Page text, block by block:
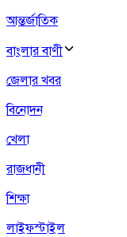
আন্তর্জাতিক
বাংলার বাণী
জেলার খবর
বিনোদন
খেলা
রাজধানী
শিক্ষা
লাইফস্টাইল